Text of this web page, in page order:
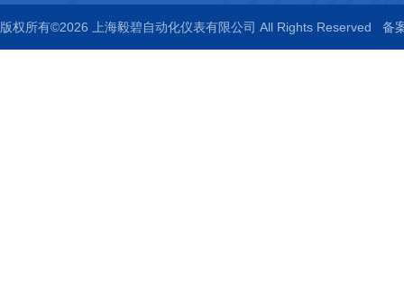
版权所有©2026 上海毅碧自动化仪表有限公司 All Rights Reserved 备